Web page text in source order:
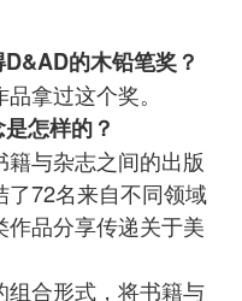
的木铅笔奖？
拿过这个奖。
怎样的？
与杂志之间的出版
72名来自不同领域
品分享传递关于美
合形式，将书籍与